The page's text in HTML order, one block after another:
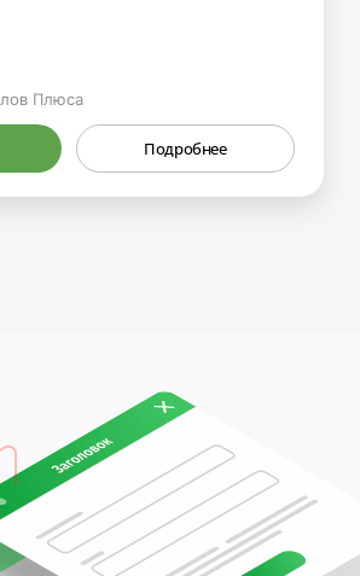
Плюса
Подробнее